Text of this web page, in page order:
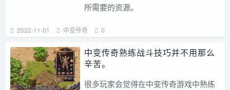
所需要的资源。
2022-11-01 中变传奇 0
中变传奇熟练战斗技巧并不用那么
辛苦。
很多玩家会觉得在中变传奇游戏中熟练